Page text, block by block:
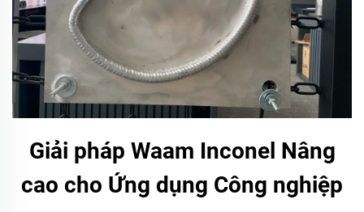
Giải pháp Waam Inconel Nâng
cao cho Ứng dụng Công nghiệp